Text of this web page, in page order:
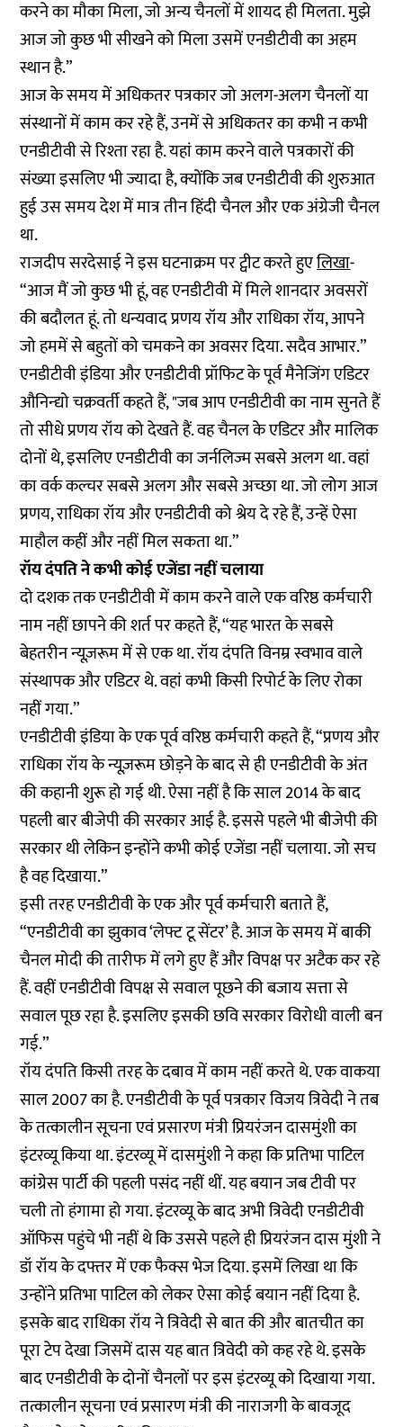
करने का मौका मिला, जो अन्य चैनलों में शायद ही मिलता. मुझे
आज जो कुछ भी सीखने को मिला उसमें एनडीटीवी का अहम
स्थान है.”
आज के समय में अधिकतर पत्रकार जो अलग-अलग चैनलों या
संस्थानों में काम कर रहे हैं, उनमें से अधिकतर का कभी न कभी
एनडीटीवी से रिश्ता रहा है. यहां काम करने वाले पत्रकारों की
संख्या इसलिए भी ज्यादा है, क्योंकि जब एनडीटीवी की शुरुआत
हुई उस समय देश में मात्र तीन हिंदी चैनल और एक अंग्रेजी चैनल
था.
राजदीप सरदेसाई ने इस घटनाक्रम पर ट्वीट करते हुएलिखा-
“आज मैं जो कुछ भी हूं, वह एनडीटीवी में मिले शानदार अवसरों
की बदौलत हूं. तो धन्यवाद प्रणय रॉय और राधिका रॉय, आपने
जो हममें से बहुतों को चमकने का अवसर दिया. सदैव आभार.”
एनडीटीवी इंडिया और एनडीटीवी प्रॉफिट के पूर्व मैनेजिंग एडिटर
औनिन्द्यो चक्रवर्ती कहते हैं, "जब आप एनडीटीवी का नाम सुनते हैं
तो सीधे प्रणय रॉय को देखते हैं. वह चैनल के एडिटर और मालिक
दोनों थे, इसलिए एनडीटीवी का जर्नलिज्म सबसे अलग था. वहां
का वर्क कल्चर सबसे अलग और सबसे अच्छा था. जो लोग आज
प्रणय, राधिका रॉय और एनडीटीवी को श्रेय दे रहे हैं, उन्हें ऐसा
माहौल कहीं और नहीं मिल सकता था.”
रॉय दंपति ने कभी कोई एजेंडा नहीं चलाया
दो दशक तक एनडीटीवी में काम करने वाले एक वरिष्ठ कर्मचारी
नाम नहीं छापने की शर्त पर कहते हैं, “यह भारत के सबसे
बेहतरीन न्यूज़रूम में से एक था. रॉय दंपति विनम्र स्वभाव वाले
संस्थापक और एडिटर थे. वहां कभी किसी रिपोर्ट के लिए रोका
नहीं गया.”
एनडीटीवी इंडिया के एक पूर्व वरिष्ठ कर्मचारी कहते हैं, “प्रणय और
राधिका रॉय के न्यूज़रूम छोड़ने के बाद से ही एनडीटीवी के अंत
की कहानी शुरू हो गई थी. ऐसा नहीं है कि साल 2014 के बाद
पहली बार बीजेपी की सरकार आई है. इससे पहले भी बीजेपी की
सरकार थी लेकिन इन्होंने कभी कोई एजेंडा नहीं चलाया. जो सच
है वह दिखाया.”
इसी तरह एनडीटीवी के एक और पूर्व कर्मचारी बताते हैं,
“एनडीटीवी का झुकाव ‘लेफ्ट टू सेंटर’ है. आज के समय में बाकी
चैनल मोदी की तारीफ में लगे हुए हैं और विपक्ष पर अटैक कर रहे
हैं. वहीं एनडीटीवी विपक्ष से सवाल पूछने की बजाय सत्ता से
सवाल पूछ रहा है. इसलिए इसकी छवि सरकार विरोधी वाली बन
गई.”
रॉय दंपति किसी तरह के दबाव में काम नहीं करते थे. एक वाकया
साल 2007 का है. एनडीटीवी के पूर्व पत्रकार विजय त्रिवेदी ने तब
के तत्कालीन सूचना एवं प्रसारण मंत्री प्रियरंजन दासमुंशी का
इंटरव्यू किया था. इंटरव्यू में दासमुंशी ने कहा कि प्रतिभा पाटिल
कांग्रेस पार्टी की पहली पसंद नहीं थीं. यह बयान जब टीवी पर
चली तो हंगामा हो गया. इंटरव्यू के बाद अभी त्रिवेदी एनडीटीवी
ऑफिस पहुंचे भी नहीं थे कि उससे पहले ही प्रियरंजन दास मुंशी ने
डॉ रॉय के दफ्तर में एक फैक्स भेज दिया. इसमें लिखा था कि
उन्होंने प्रतिभा पाटिल को लेकर ऐसा कोई बयान नहीं दिया है.
इसके बाद राधिका रॉय ने त्रिवेदी से बात की और बातचीत का
पूरा टेप देखा जिसमें दास यह बात त्रिवेदी को कह रहे थे. इसके
बाद एनडीटीवी के दोनों चैनलों पर इस इंटरव्यू को दिखाया गया.
तत्कालीन सूचना एवं प्रसारण मंत्री की नाराजगी के बावजूद